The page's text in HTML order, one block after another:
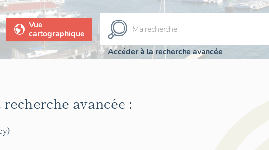
Vue
cartographique
Accéder à la recherche avancée
avancée :